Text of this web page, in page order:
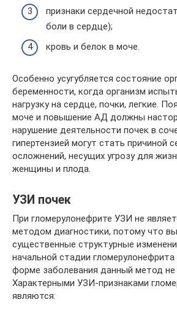
признаки сердечной
боли в сердце);
кровь и белок в моче.
Особенно усугубляется состояние
беременности, когда организм
нагрузку на сердце, почки, легкие.
моче и повышение АД должны
нарушение деятельности почек в
гипертензией могут стать причиной
осложнений, несущих угрозу для
женщины и плода.
УЗИ почек
При гломерулонефрите УЗИ не
методом диагностики, потому что
существенные структурные
начальной стадии гломерулонефрита
форме заболевания данный метод
Характерными УЗИ-признаками
являются: